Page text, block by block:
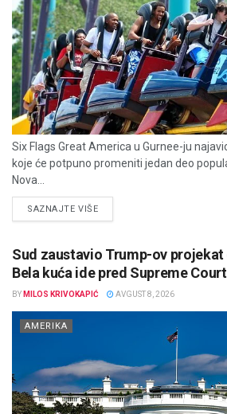
Six Flags Great America u Gurnee-ju
koje će potpuno promeniti jedan deo
Nova...
SAZNAJTE VIŠEDETAILS
Sud zaustavio Trump-ov
Bela kuća ide pred Supreme Court
BY MILOS KRIVOKAPIĆ AVGUST 8, 2026
AMERIKA